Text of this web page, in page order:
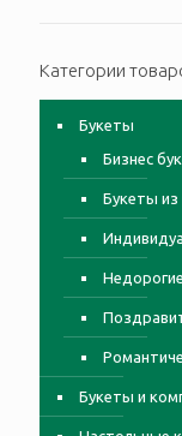
Категории
Букеты
Бизнес
Букеты из
Букеты и